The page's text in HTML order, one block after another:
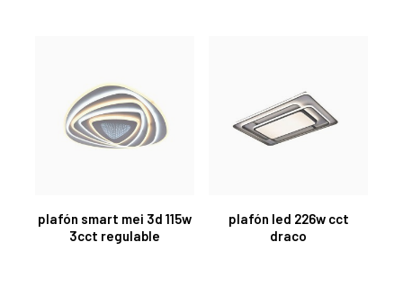
plafón smart mei 3d 115w
3cct regulable
plafón led 226w cct
draco